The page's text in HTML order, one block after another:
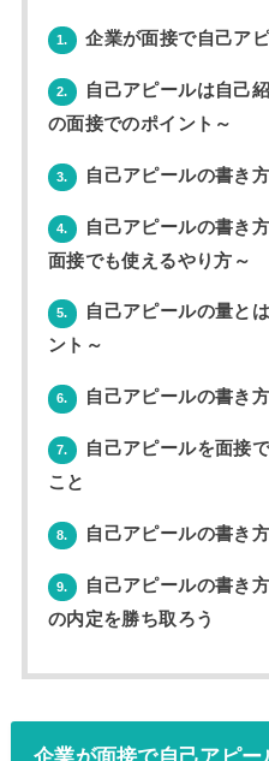
1. 企業が面接で自己ア
2.
自己アピールは自己
の面接でのポイント～
3. 自己アピールの書き
4.
自己アピールの書き
面接でも使えるやり方～
5.
自己アピールの量と
ント～
6. 自己アピールの書き
7.
自己アピールを面接
こと
8. 自己アピールの書き
9.
自己アピールの書き
の内定を勝ち取ろう